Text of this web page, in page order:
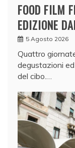
FOOD FILM
EDIZIONE
5 Agosto 2026
Quattro
degustazioni
del cibo.…